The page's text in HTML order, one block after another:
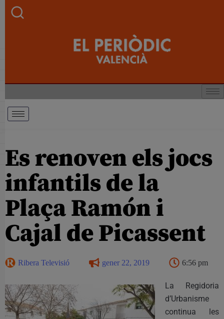
Es renoven els jocs
infantils de la
Plaça Ramón i
Cajal de Picassent
Ribera Televisió gener 22, 2019 6:56 pm
La Regidoria
d’Urbanisme
continua les